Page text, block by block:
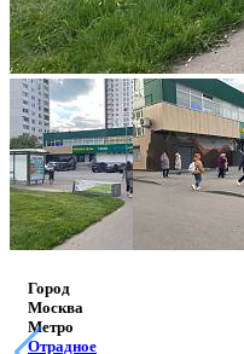
Город
Москва
Метро
Отрадное